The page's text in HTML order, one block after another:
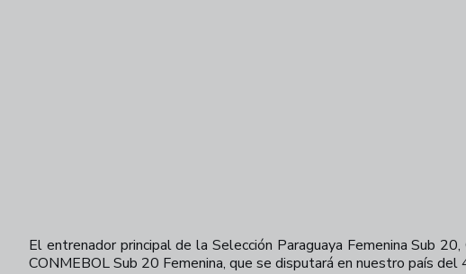
El entrenador principal de la Selección Paraguaya Femenina Sub
CONMEBOL Sub 20 Femenina, que se disputará en nuestro país